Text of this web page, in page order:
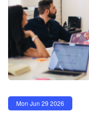
Mon Jun 29 2026